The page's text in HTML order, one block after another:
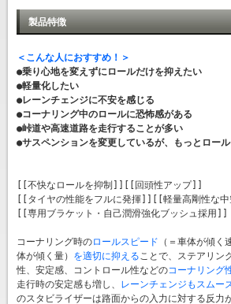
製品特徴
＜こんな人におすすめ！＞
●乗り心地を変えずにロールだけを抑えたい
●軽量化したい
●レーンチェンジに不安を感じる
●コーナリング中のロールに恐怖感がある
●峠道や高速道路を走行することが多い
●サスペンションを変更しているが、もっとロー
[[不快なロールを抑制]][[回頭性アップ]]
[[タイヤの性能をフルに発揮]][[軽量高剛性な中
[[専用ブラケット・自己潤滑強化ブッシュ採用]]
コーナリング時のロールスピード （＝車体が傾く
体が傾く量） を適切に抑えることで、ステアリン
性、安定感、コントロール性などのコーナリング
走行時の安定感も増し、 レーンチェンジもスムー
のスタビライザーは路面からの入力に対する反力